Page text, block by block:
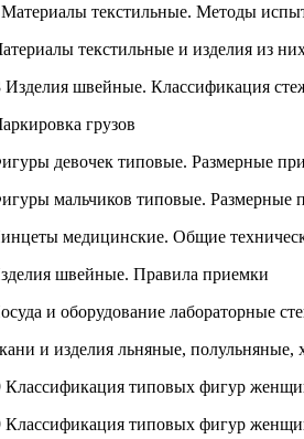
текстильные. Методы
текстильные и изделия из
швейные. Классификация
грузов
девочек типовые. Размерные
мальчиков типовые. Размерные
медицинские. Общие
швейные. Правила приемки
и оборудование лабораторные
и изделия льняные,
типовых фигур
типовых фигур